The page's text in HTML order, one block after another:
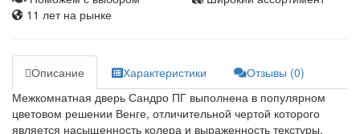
11 лет на рынке
Описание Характеристики
Отзывы (0)
Межкомнатная дверь Сандро ПГ выполнена в популярном
цветовом решении Венге, отличительной чертой которого
является насыщенность колера и выраженность текстуры.